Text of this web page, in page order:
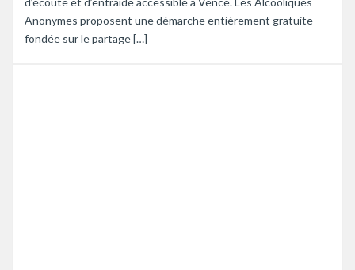
Anonymes proposent une démarche entièrement gratuite
fondée sur le partage […]